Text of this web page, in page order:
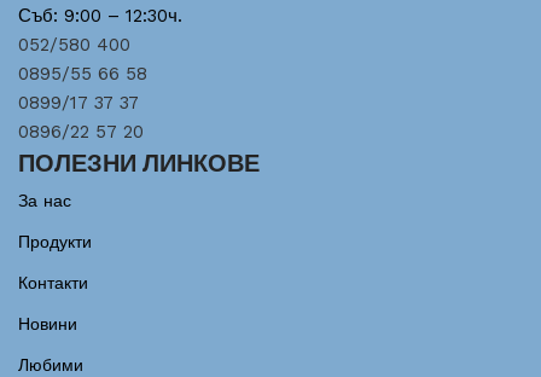
Съб: 9:00 – 12:30ч.
052/580 400
0895/55 66 58
0899/17 37 37
0896/22 57 20
ПОЛЕЗНИ ЛИНКОВЕ
За нас
Продукти
Контакти
Новини
Любими